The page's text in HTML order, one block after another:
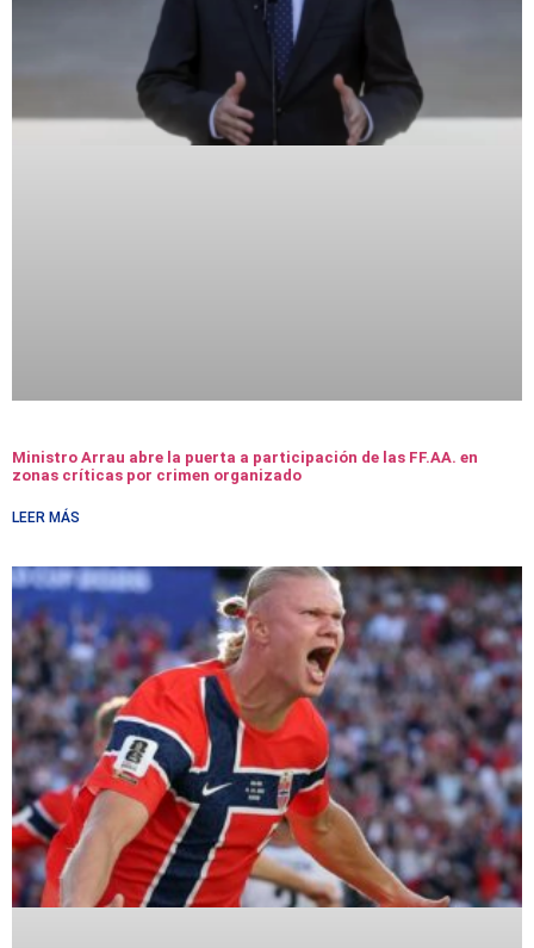
Ministro Arrau abre la puerta a participación de las FF.AA. en
zonas críticas por crimen organizado
LEER MÁS